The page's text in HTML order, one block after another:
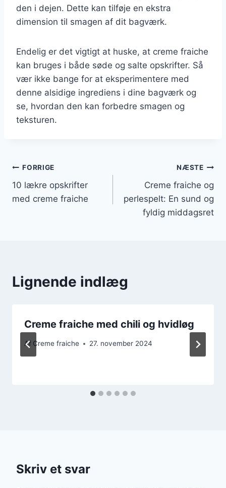
den i dejen. Dette kan tilføje en ekstra
dimension til smagen af dit bagværk.
Endelig er det vigtigt at huske, at creme fraiche
kan bruges i både søde og salte opskrifter. Så
vær ikke bange for at eksperimentere med
denne alsidige ingrediens i dine bagværk og
se, hvordan den kan forbedre smagen og
teksturen.
Indlægsnavigation
FORRIGE
10 lækre opskrifter
med creme fraiche
NÆSTE
Creme fraiche og
perlespelt: En sund og
fyldig middagsret
Lignende indlæg
Creme fraiche med chili og hvidløg
Af Creme fraiche 27. november 2024
Skriv et svar